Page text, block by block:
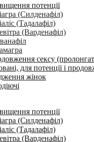
потенції
(Силденафіл)
(Тадалафіл)
(Варденафіл)
сексу
для потенції і
жінок
потенції
(Силденафіл)
(Тадалафіл)
(Варденафіл)